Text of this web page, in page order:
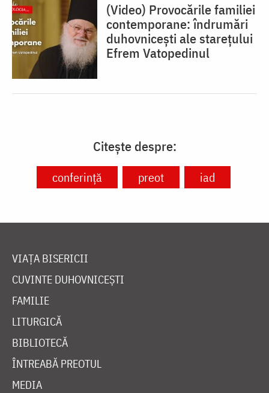
(Video) Provocările familiei
contemporane: îndrumări
duhovnicești ale starețului
Efrem Vatopedinul
Citește despre:
conferință preot iad
VIAȚA BISERICII
CUVINTE DUHOVNICEȘTI
FAMILIE
LITURGICĂ
BIBLIOTECĂ
ÎNTREABĂ PREOTUL
MEDIA